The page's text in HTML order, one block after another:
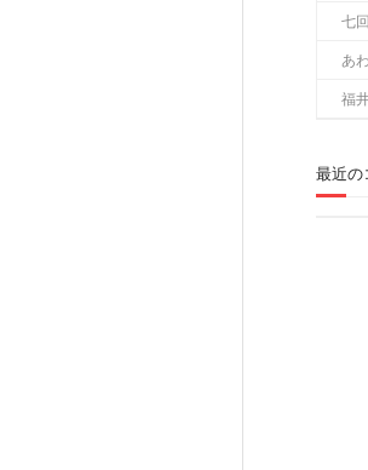
七
あ
福
最近の